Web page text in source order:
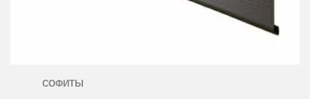
СОФИТЫ